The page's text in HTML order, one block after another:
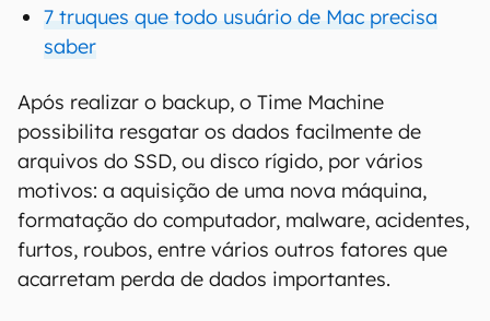
7 truques que todo usuário de Mac precisa
saber
Após realizar o backup, o Time Machine
possibilita resgatar os dados facilmente de
arquivos do SSD, ou disco rígido, por vários
motivos: a aquisição de uma nova máquina,
formatação do computador, malware, acidentes,
furtos, roubos, entre vários outros fatores que
acarretam perda de dados importantes.